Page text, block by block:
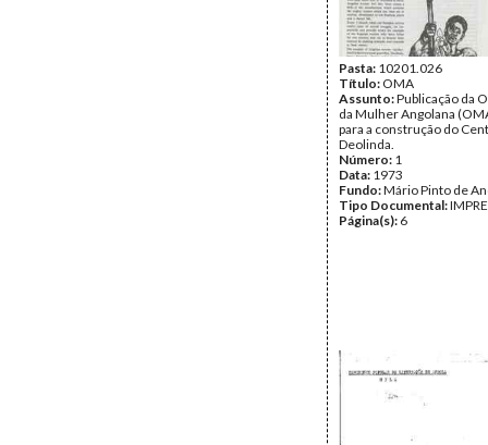
Pasta: 10201.026
Título: OMA
Assunto:Publicação da
da Mulher Angolana
para a construção do
Deolinda.
Número: 1
Data: 1973
Fundo:Mário Pinto de
Tipo Documental:
Página(s): 6